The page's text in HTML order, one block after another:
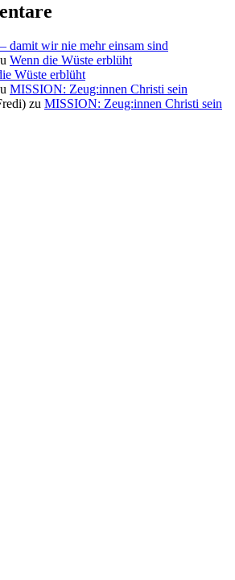
wir nie mehr einsam sind
Wenn die Wüste erblüht
Wüste erblüht
MISSION: Zeug:innen Christi sein
zu MISSION: Zeug:innen Christi sein